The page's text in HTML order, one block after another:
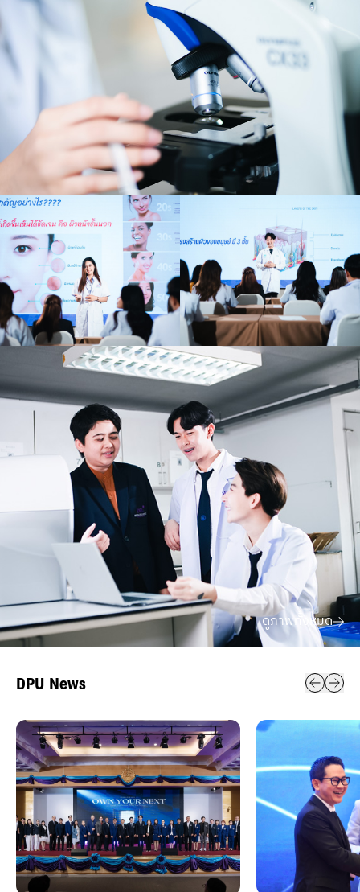
ดูภาพทั้งหมด
DPU News